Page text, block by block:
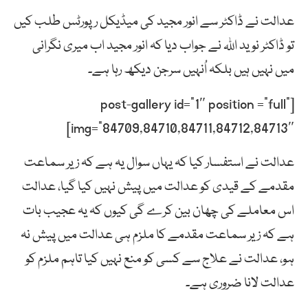
عدالت نے ڈاکٹر سے انور مجید کی میڈیکل رپورٹس طلب کیں
تو ڈاکٹر نوید اللہ نے جواب دیا کہ انور مجید اب میری نگرانی
میں نہیں ہیں بلکہ اُنہیں سرجن دیکھ رہا ہے۔
[post-gallery id=”1″ position =”full”
img=”84709,84710,84711,84712,84713″]
عدالت نے استفسار کیا کہ یہاں سوال یہ ہے کہ زیر سماعت
مقدمے کے قیدی کو عدالت میں پیش نہیں کیا گیا، عدالت
اس معاملے کی چھان بین کرے گی کیوں کہ یہ عجیب بات
ہے کہ زیر سماعت مقدمے کا ملزم ہی عدالت میں پیش نہ
ہو، عدالت نے علاج سے کسی کو منع نہیں کیا تاہم ملزم کو
عدالت لانا ضروری ہے۔